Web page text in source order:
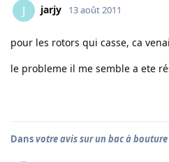
J jarjy 13 août 2011
pour les rotors qui casse, ca
le probleme il me semble a ete
Dansvotre avis sur un bac à